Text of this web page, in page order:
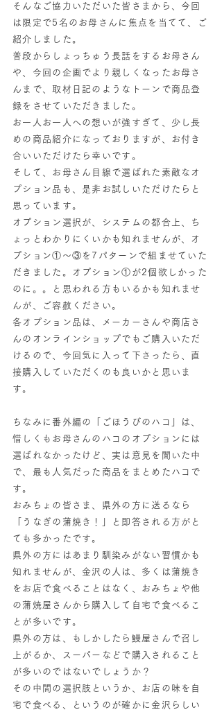
そんなご協力いただいた皆さまから、今回
は限定で5名のお母さんに焦点を当てて、ご
紹介しました。
普段からしょっちゅう長話をするお母さん
や、今回の企画でより親しくなったお母さ
んまで、取材日記のようなトーンで商品登
録をさせていただきました。
お一人お一人への想いが強すぎて、少し長
めの商品紹介になっておりますが、お付き
合いいただけたら幸いです。
そして、お母さん目線で選ばれた素敵なオ
プション品も、是非お試しいただけたらと
思っています。
オプション選択が、システムの都合上、ち
ょっとわかりにくいかも知れませんが、オ
プション①〜③を7パターンで組ませていた
だきました。オプション①が2個欲しかった
のに。。と思われる方もいるかも知れませ
んが、ご容赦ください。
各オプション品は、メーカーさんや商店さ
んのオンラインショップでもご購入いただ
けるので、今回気に入って下さったら、直
接購入していただくのも良いかと思いま
す。
ちなみに番外編の「ごほうびのハコ」は、
惜しくもお母さんのハコのオプションには
選ばれなかったけど、実は意見を聞いた中
で、最も人気だった商品をまとめたハコで
す。
おみちょの皆さま、県外の方に送るなら
「うなぎの蒲焼き！」と即答される方がと
ても多かったです。
県外の方にはあまり馴染みがない習慣かも
知れませんが、金沢の人は、多くは蒲焼き
をお店で食べることはなく、おみちょや他
の蒲焼屋さんから購入して自宅で食べるこ
とが多いです。
県外の方は、もしかしたら鰻屋さんで召し
上がるか、スーパーなどで購入されること
が多いのではないでしょうか？
その中間の選択肢というか、お店の味を自
宅で食べる、というのが確かに金沢らしい